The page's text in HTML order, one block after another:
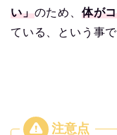
い」のため、 体が
ている、という事で